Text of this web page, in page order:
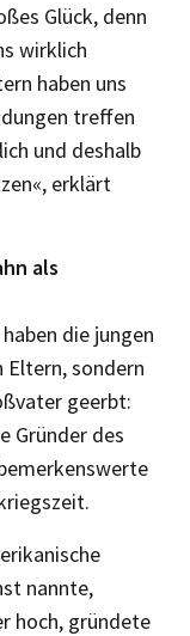
Glück, denn
wirklich
haben uns
treffen
und deshalb
erklärt
als
die jungen
Eltern, sondern
geerbt:
Gründer des
nannte,
hoch, gründete